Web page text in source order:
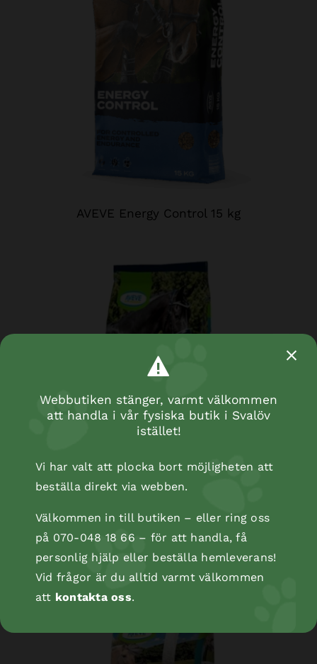
AVEVE Energy Control 15 kg
Aveve 007 Linex Plus 15kg
Webbutiken stänger, varmt välkommen
att handla i vår fysiska butik i Svalöv
istället!
Vi har valt att plocka bort möjligheten att
beställa direkt via webben.
Välkommen in till butiken – eller ring oss
på 070-048 18 66 – för att handla, få
personlig hjälp eller beställa hemleverans!
Vid frågor är du alltid varmt välkommen
att kontakta oss.